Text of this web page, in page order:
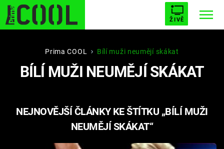
ŽIVĚ
STARHOUSE BUFFY, PŘEMOŽITELKA UPÍRŮ
ESCAPE PLNEJ KOTEL AVENGERS 5
Prima COOL Bílí muži neumějí skákat
BÍLÍ MUŽI NEUMĚJÍ SKÁKAT
NEJNOVĚJŠÍ ČLÁNKY KE ŠTÍTKU „BÍLÍ MUŽI
NEUMĚJÍ SKÁKAT“